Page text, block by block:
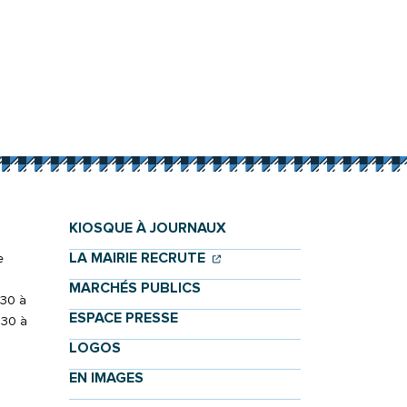
à
à
KIOSQUE À JOURNAUX
LA MAIRIE RECRUTE (OUVERTURE DANS UN
(OUVERTURE DANS UN
MARCHÉS PUBLICS
ESPACE PRESSE
LOGOS
EN IMAGES